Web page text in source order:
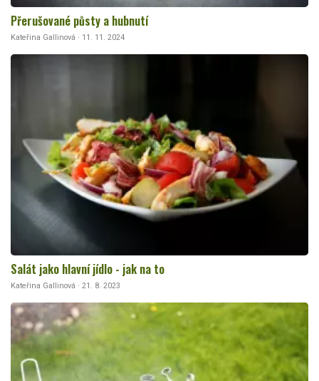
Přerušované půsty a hubnutí
Kateřina Gallinová · 11. 11. 2024
Salát jako hlavní jídlo - jak na to
Kateřina Gallinová · 21. 8. 2023